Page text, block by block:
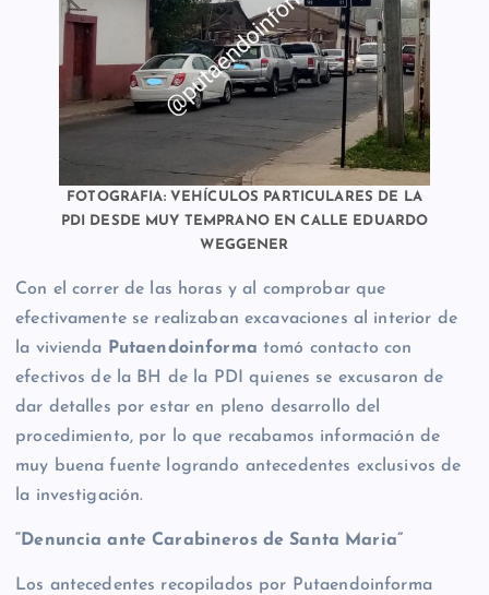
FOTOGRAFIA: VEHÍCULOS PARTICULARES DE LA
PDI DESDE MUY TEMPRANO EN CALLE EDUARDO
WEGGENER
Con el correr de las horas y al comprobar que
efectivamente se realizaban excavaciones al interior de
la vivienda
Putaendoinforma tomó contacto con
efectivos de la BH de la PDI quienes se excusaron de
dar detalles por estar en pleno desarrollo del
procedimiento, por lo que recabamos información de
muy buena fuente logrando antecedentes exclusivos de
la investigación.
“Denuncia ante Carabineros de Santa Maria”
Los antecedentes recopilados por Putaendoinforma